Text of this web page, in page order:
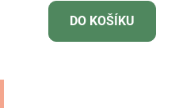
DO KOŠÍKU